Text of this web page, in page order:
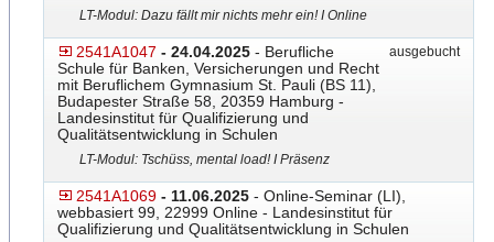
LT-Modul: Dazu fällt mir nichts mehr ein! I Online
2541A1047 - 24.04.2025 - Berufliche
Schule für Banken, Versicherungen und Recht
mit Beruflichem Gymnasium St. Pauli (BS 11),
Budapester Straße 58, 20359 Hamburg -
Landesinstitut für Qualifizierung und
Qualitätsentwicklung in Schulen
ausgebucht
LT-Modul: Tschüss, mental load! I Präsenz
2541A1069 - 11.06.2025 - Online-Seminar (LI),
webbasiert 99, 22999 Online - Landesinstitut für
Qualifizierung und Qualitätsentwicklung in Schulen